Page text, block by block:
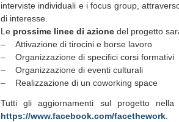
interviste individuali e i focus group,
di interesse.
Le prossime linee di azione del progetto
– Attivazione di tirocini e borse lavoro
– Organizzazione di specifici corsi formativi
– Organizzazione di eventi culturali
– Realizzazione di un coworking space
Tutti gli aggiornamenti sul progetto
https://www.facebook.com/facethework